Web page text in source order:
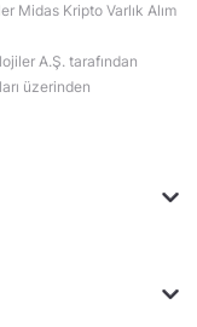
Midas Kripto Varlık Alım
A.Ş. tarafından
üzerinden